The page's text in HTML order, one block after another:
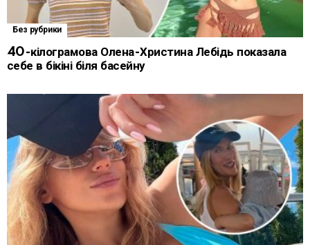
Без рубрики
40-кілограмова Олена-Христина Лебідь показала
себе в бікіні біля басейну